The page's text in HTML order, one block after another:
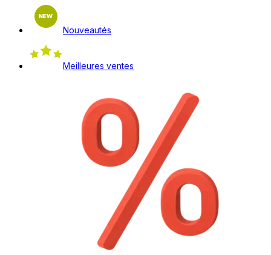
Nouveautés
Meilleures ventes